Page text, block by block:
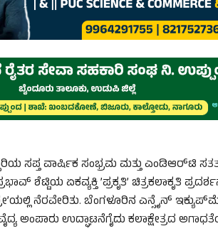
ಸಪ್ತ ವಾರ್ಷಿಕ ಸಂಭ್ರಮ ಮತ್ತು ಎಂಡಿಆರ್‌ಟಿ ಸತತ
ಶೆಟ್ಟಿಯ ಏಕವ್ಯಕ್ತಿ ’ಪ್ರಕೃತಿ’ ಚಿತ್ರಕಲಾಕೃತಿ
ನೆರವೇರಿತು. ಬೆಂಗಳೂರಿನ ಎನ್ಸೈನ್
ಅಂಪಾರು ಉದ್ಘಾಟನೆಗೈದು ಕಲಾಕ್ಷೇತ್ರದ